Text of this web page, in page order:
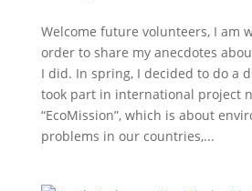
Welcome future volunteers, I am
order to share my anecdotes
I did. In spring, I decided to do a
took part in international project
“EcoMission”, which is about
problems in our countries,...